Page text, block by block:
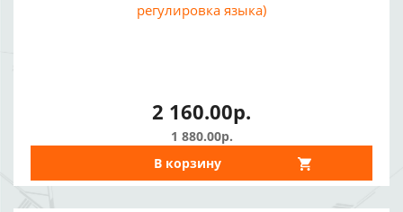
регулировка языка)
2 160.00р.
1 880.00р.
В корзину